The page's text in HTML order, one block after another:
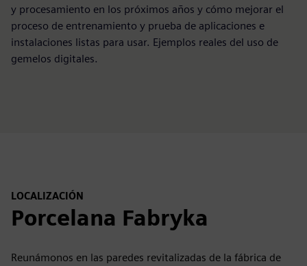
y procesamiento en los próximos años y cómo mejorar el
proceso de entrenamiento y prueba de aplicaciones e
instalaciones listas para usar. Ejemplos reales del uso de
gemelos digitales.
LOCALIZACIÓN
Porcelana Fabryka
Reunámonos en las paredes revitalizadas de la fábrica de